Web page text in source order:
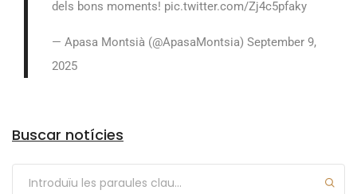
dels bons moments! pic.twitter.com/Zj4c5pfaky
— Apasa Montsià (@ApasaMontsia) September 9,
2025
Buscar notícies